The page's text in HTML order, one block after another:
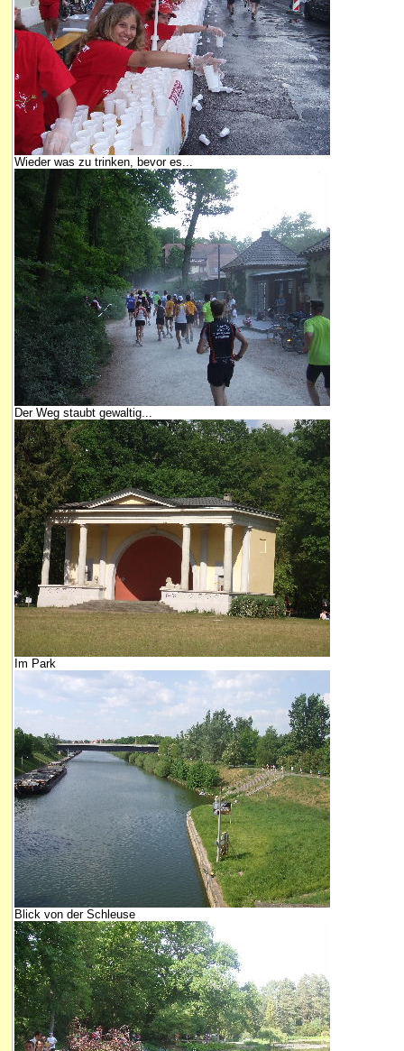
Wieder was zu trinken, bevor es...
Der Weg staubt gewaltig...
Im Park
Blick von der Schleuse